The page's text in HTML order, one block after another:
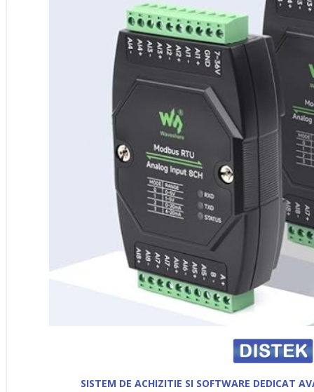
SISTEM DE ACHIZITIE SI SOFTWARE DEDICAT